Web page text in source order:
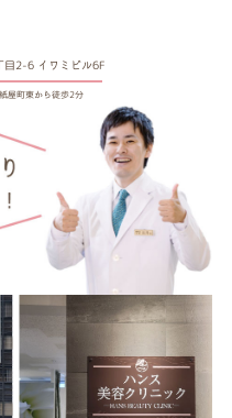
目2-6 イワミビル6F
町東から徒歩2分